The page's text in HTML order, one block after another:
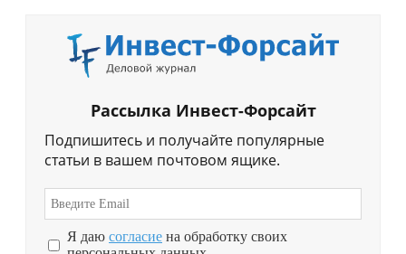
Рассылка Инвест-Форсайт
Подпишитесь и получайте популярные
статьи в вашем почтовом ящике.
Я даю согласие на обработку своих